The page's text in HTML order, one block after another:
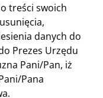
treści swoich
danych do
Prezes Urzędu
Pani/Pan, iż
Pana